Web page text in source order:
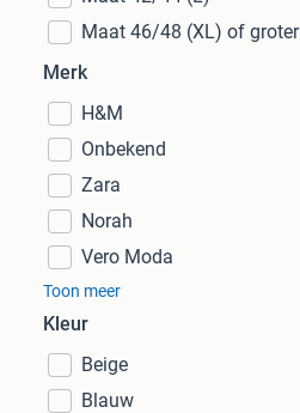
Maat 46/48 (XL) of groter
Merk
H&M
Onbekend
Zara
Norah
Vero Moda
Toon meer
Kleur
Beige
Blauw